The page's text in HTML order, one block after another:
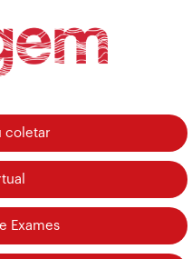
coletar
Exames